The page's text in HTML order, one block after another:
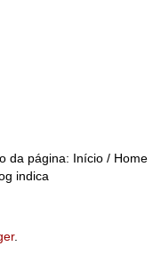
da página: Início / Home
indica
.